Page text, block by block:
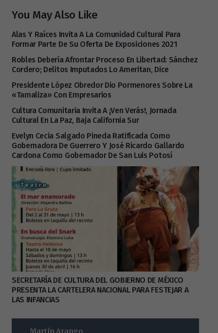
You May Also Like
Alas Y Raíces Invita A La Comunidad Cultural Para
Formar Parte De Su Oferta De Exposiciones 2021
Robles Debería Afrontar Proceso En Libertad: Sánchez
Cordero; Delitos Imputados Lo Ameritan, Dice
Presidente López Obredor Dio Pormenores Sobre La
«tamaliza» Con Empresarios
Cultura Comunitaria Invita A ¡Ven Verás!, Jornada
Cultural En La Paz, Baja California Sur
Evelyn Cecia Salgado Pineda Ratificada Como
Gobernadora De Guerrero Y José Ricardo Gallardo
Cardona Como Gobernador De San Luis Potosí
SECRETARÍA DE CULTURA DEL GOBIERNO DE MÉXICO
PRESENTA LA CARTELERA NACIONAL PARA FESTEJAR A
LAS INFANCIAS
Martín Arango